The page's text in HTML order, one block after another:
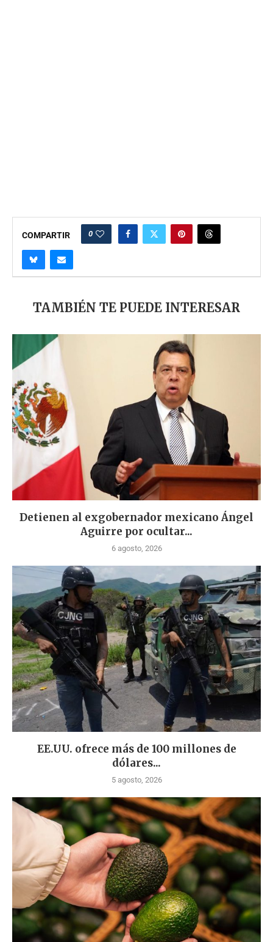
COMPARTIR 0
TAMBIÉN TE PUEDE INTERESAR
Detienen al exgobernador mexicano Ángel
Aguirre por ocultar...
6 agosto, 2026
EE.UU. ofrece más de 100 millones de
dólares...
5 agosto, 2026